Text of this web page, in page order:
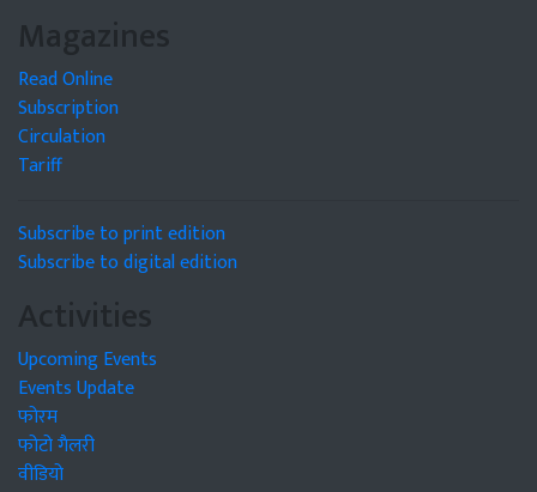
Magazines
Read Online
Subscription
Circulation
Tariff
Subscribe to print edition
Subscribe to digital edition
Activities
Upcoming Events
Events Update
फोरम
फोटो गैलरी
वीडियो